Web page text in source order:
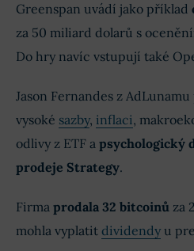
Greenspan uvádí jako příklad
za 50 miliard dolarů s
Do hry navíc vstupují také
Jason Fernandes z
vysoké sazby, inflaci,
odlivy z ETF a psychologický
prodeje Strategy.
Firma prodala 32 bitcoinů za
mohla vyplatit dividendy u